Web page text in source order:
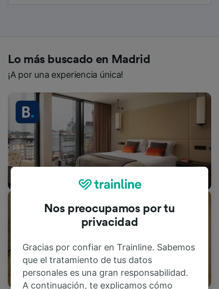
Lo más buscado en Madrid
¡A por una experiencia única!
Actividades
Nos preocupamos por tu
privacidad
Gracias por confiar en Trainline. Sabemos
que el tratamiento de tus datos
personales es una gran responsabilidad.
A continuación, te explicamos cómo